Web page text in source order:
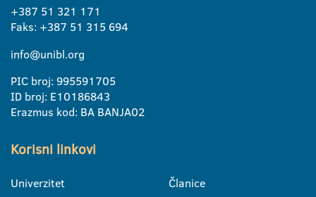
+387 51 321 171
Faks: +387 51 315 694
info@unibl.org
PIC broj: 995591705
ID broj: E10186843
Erazmus kod: BA BANJA02
Korisni linkovi
Univerzitet
Članice